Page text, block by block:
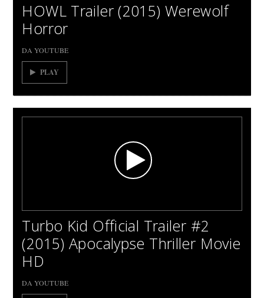
HOWL Trailer (2015) Werewolf
Horror
DA YOUTUBE
PLAY
Turbo Kid Official Trailer #2
(2015) Apocalypse Thriller Movie
HD
DA YOUTUBE